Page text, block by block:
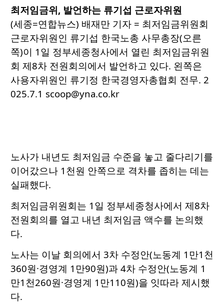
최저임금위, 발언하는 류기섭 근로자위원
(세종=연합뉴스) 배재만 기자 = 최저임금위원회
근로자위원인 류기섭 한국노총 사무총장(오른
쪽)이 1일 정부세종청사에서 열린 최저임금위원
회 제8차 전원회의에서 발언하고 있다. 왼쪽은
사용자위원인 류기정 한국경영자총협회 전무. 2
025.7.1 scoop@yna.co.kr
노사가 내년도 최저임금 수준을 놓고 줄다리기를
이어갔으나 1천원 안쪽으로 격차를 좁히는 데는
실패했다.
최저임금위원회는 1일 정부세종청사에서 제8차
전원회의를 열고 내년 최저임금 액수를 논의했
다.
노사는 이날 회의에서 3차 수정안(노동계 1만1천
360원·경영계 1만90원)과 4차 수정안(노동계 1
만1천260원·경영계 1만110원)을 잇따라 제시했
다.